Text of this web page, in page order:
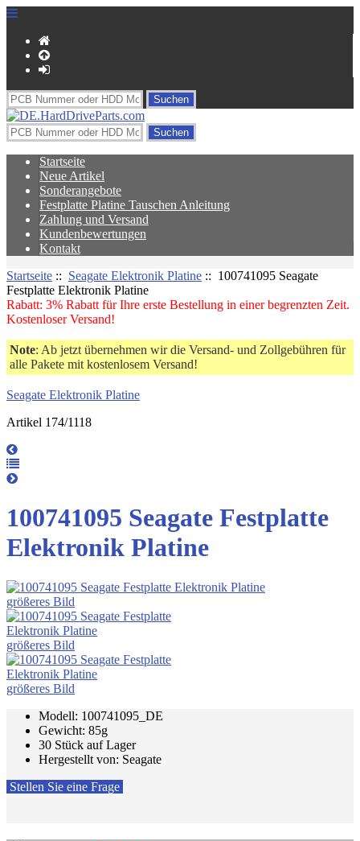
Startseite
Neue Artikel
Sonderangebote
Festplatte Platine Tauschen Anleitung
Zahlung und Versand
Kundenbewertungen
Kontakt
Startseite :: Seagate Elektronik Platine :: 100741095 Seagate
Festplatte Elektronik Platine
Rabatt: 3% Rabatt für Ihre erste Bestellung in einer begrenzten Zeit.
Kostenloser Versand!
Note: Ab jetzt übernehmen wir die Versand- und Zollgebühren für
alle Pakete mit kostenlosem Versand!
Seagate Elektronik Platine
Artikel 174/1118
100741095 Seagate Festplatte
Elektronik Platine
größeres Bild
größeres Bild
größeres Bild
Modell: 100741095_DE
Gewicht: 85g
30 Stück auf Lager
Hergestellt von: Seagate
Stellen Sie eine Frage